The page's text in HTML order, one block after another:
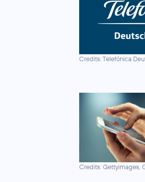
Credits: Telefónica
Credits: Gettyimages,